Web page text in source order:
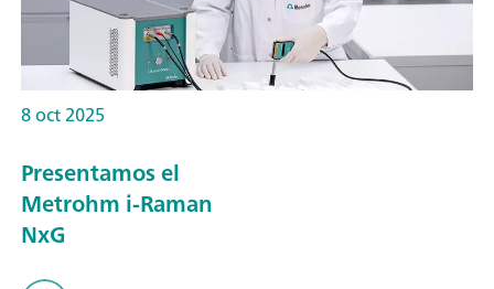
8 oct 2025
Presentamos el
Metrohm i-Raman
NxG